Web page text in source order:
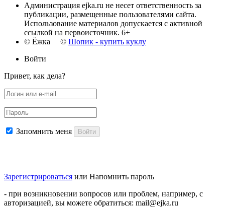
Администрация ejka.ru не несет ответственность за
публикации, размещенные пользователями сайта.
Использование материалов допускается с активной
ссылкой на первоисточник. 6+
© Ёжка © Шопик - купить куклу
Войти
Привет, как дела?
Запомнить меня Войти
Зарегистрироваться или Напомнить пароль
- при возникновении вопросов или проблем, например, с
авторизацией, вы можете обратиться: mail@ejka.ru